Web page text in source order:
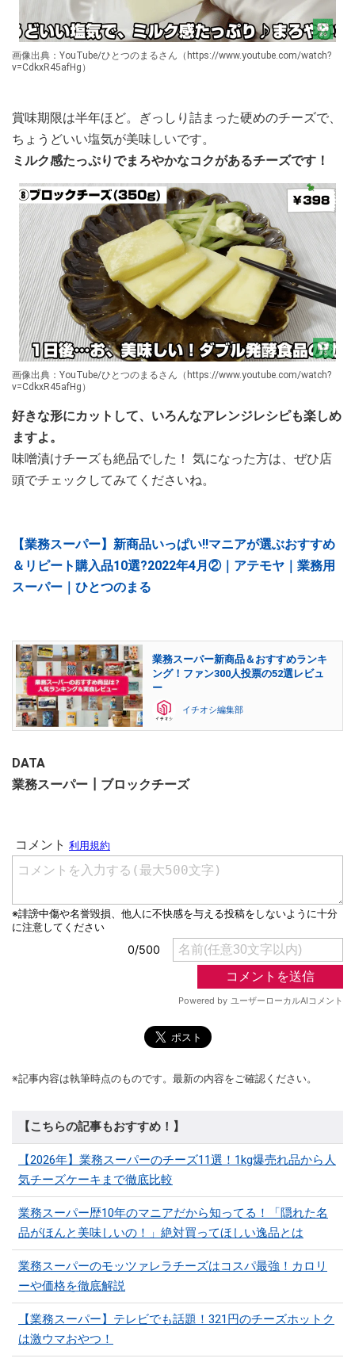
画像出典：YouTube/ひとつのまるさん（https://www.youtube.com/watch?
v=CdkxR45afHg）
賞味期限は半年ほど。ぎっしり詰まった硬めのチーズで、
ちょうどいい塩気が美味しいです。
ミルク感たっぷりでまろやかなコクがあるチーズです！
画像出典：YouTube/ひとつのまるさん（https://www.youtube.com/watch?
v=CdkxR45afHg）
好きな形にカットして、いろんなアレンジレシピも楽しめ
ますよ。
味噌漬けチーズも絶品でした！ 気になった方は、ぜひ店
頭でチェックしてみてくださいね。
【業務スーパー】新商品いっぱい!!マニアが選ぶおすすめ
＆リピート購入品10選?2022年4月②｜アテモヤ｜業務用
スーパー｜ひとつのまる
業務スーパー新商品＆おすすめランキ
ング！ファン300人投票の52選レビュ
ー
イチオシ編集部
DATA
業務スーパー┃ブロックチーズ
※記事内容は執筆時点のものです。最新の内容をご確認ください。
【こちらの記事もおすすめ！】
【2026年】業務スーパーのチーズ11選！1kg爆売れ品から人
気チーズケーキまで徹底比較
業務スーパー歴10年のマニアだから知ってる！「隠れた名
品がほんと美味しいの！」絶対買ってほしい逸品とは
業務スーパーのモッツァレラチーズはコスパ最強！カロリ
ーや価格を徹底解説
【業務スーパー】テレビでも話題！321円のチーズホットク
は激ウマおやつ！